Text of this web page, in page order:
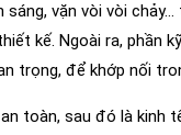
vặn vòi vòi
kế. Ngoài ra, phần
trọng, để khớp nối
toàn, sau đó là kinh